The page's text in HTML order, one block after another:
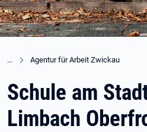
Agentur für Arbeit Zwickau
Schule am
Limbach